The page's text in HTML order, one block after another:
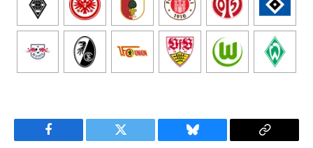
Facebook Twitter Bluesky
Copy